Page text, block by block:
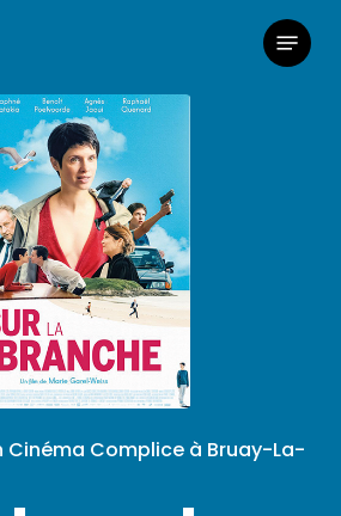
Menu
Cinéma Complice à Bruay-La-